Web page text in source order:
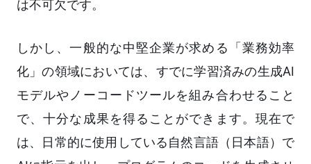
は不可欠です。
しかし、一般的な中堅企業が求める「業務効率
化」の領域においては、すでに学習済みの生成AI
モデルやノーコードツールを組み合わせること
で、十分な成果を得ることができます。現在で
は、日常的に使用している自然言語（日本語）で